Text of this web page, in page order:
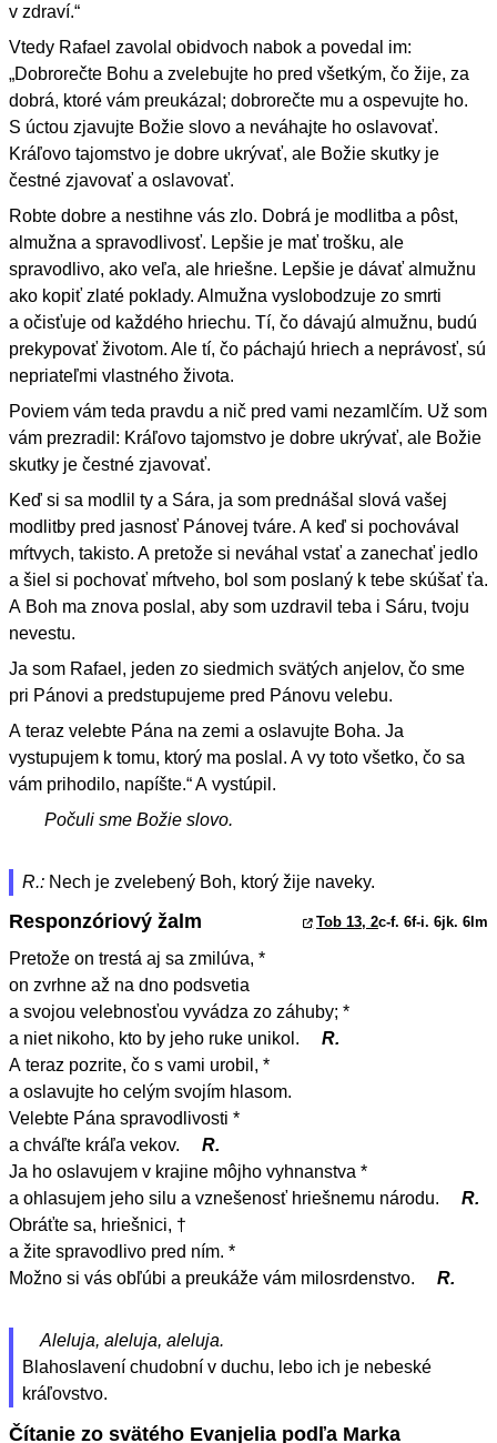
v zdraví.“
Vtedy Rafael zavolal obidvoch nabok a povedal im:
„Dobrorečte Bohu a zvelebujte ho pred všetkým, čo žije, za
dobrá, ktoré vám preukázal; dobrorečte mu a ospevujte ho.
S úctou zjavujte Božie slovo a neváhajte ho oslavovať.
Kráľovo tajomstvo je dobre ukrývať, ale Božie skutky je
čestné zjavovať a oslavovať.
Robte dobre a nestihne vás zlo. Dobrá je modlitba a pôst,
almužna a spravodlivosť. Lepšie je mať trošku, ale
spravodlivo, ako veľa, ale hriešne. Lepšie je dávať almužnu
ako kopiť zlaté poklady. Almužna vyslobodzuje zo smrti
a očisťuje od každého hriechu. Tí, čo dávajú almužnu, budú
prekypovať životom. Ale tí, čo páchajú hriech a neprávosť, sú
nepriateľmi vlastného života.
Poviem vám teda pravdu a nič pred vami nezamlčím. Už som
vám prezradil: Kráľovo tajomstvo je dobre ukrývať, ale Božie
skutky je čestné zjavovať.
Keď si sa modlil ty a Sára, ja som prednášal slová vašej
modlitby pred jasnosť Pánovej tváre. A keď si pochovával
mŕtvych, takisto. A pretože si neváhal vstať a zanechať jedlo
a šiel si pochovať mŕtveho, bol som poslaný k tebe skúšať ťa.
A Boh ma znova poslal, aby som uzdravil teba i Sáru, tvoju
nevestu.
Ja som Rafael, jeden zo siedmich svätých anjelov, čo sme
pri Pánovi a predstupujeme pred Pánovu velebu.
A teraz velebte Pána na zemi a oslavujte Boha. Ja
vystupujem k tomu, ktorý ma poslal. A vy toto všetko, čo sa
vám prihodilo, napíšte.“ A vystúpil.
Počuli sme Božie slovo.
R.: Nech je zvelebený Boh, ktorý žije naveky.
Responzóriový žalm Tob 13, 2c-f. 6f-i. 6jk. 6lm
Pretože on trestá aj sa zmilúva, *
on zvrhne až na dno podsvetia
a svojou velebnosťou vyvádza zo záhuby; *
a niet nikoho, kto by jeho ruke unikol.
R.
A teraz pozrite, čo s vami urobil, *
a oslavujte ho celým svojím hlasom.
Velebte Pána spravodlivosti *
a chváľte kráľa vekov.
R.
Ja ho oslavujem v krajine môjho vyhnanstva *
a ohlasujem jeho silu a vznešenosť hriešnemu národu.
R.
Obráťte sa, hriešnici, †
a žite spravodlivo pred ním. *
Možno si vás obľúbi a preukáže vám milosrdenstvo.
R.
Aleluja, aleluja, aleluja.
Blahoslavení chudobní v duchu, lebo ich je nebeské
kráľovstvo.
Čítanie zo svätého Evanjelia podľa Marka